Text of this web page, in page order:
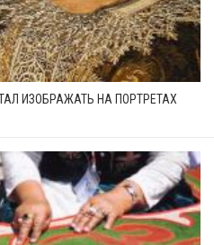
ИЗОБРАЖАТЬ НА ПОРТРЕТАХ